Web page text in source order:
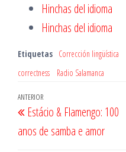
Hinchas del idioma
Hinchas del idioma
Etiquetas Corrección lingüística
correctness
Radio Salamanca
Navegación
de
entradas
Entrada
anterior
ANTERIOR
Estácio & Flamengo: 100
anos de samba e amor